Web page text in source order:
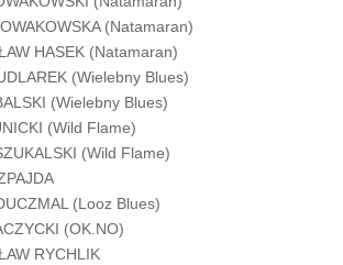
(Natamaran)
HASEK (Natamaran)
(Wielebny Blues)
(Wielebny Blues)
(Wild Flame)
(Wild Flame)
(Looz Blues)
(OK.NO)
RYCHLIK